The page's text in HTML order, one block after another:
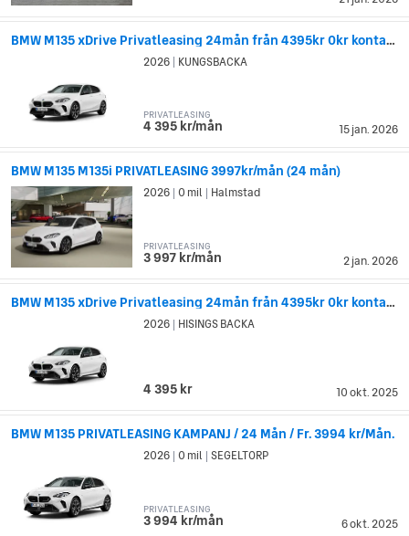
BMW M135 xDrive Privatleasing 24mån från 4395kr 0kr kontant
15 jan. 2026
2026 KUNGSBACKA
PRIVATLEASING
4 395 kr/mån
BMW M135 M135i PRIVATLEASING 3997kr/mån (24 mån)
2 jan. 2026
2026 0 mil Halmstad
PRIVATLEASING
3 997 kr/mån
BMW M135 xDrive Privatleasing 24mån från 4395kr 0kr kontant
10 okt. 2025
2026 HISINGS BACKA
4 395 kr
BMW M135 PRIVATLEASING KAMPANJ / 24 Mån / Fr. 3994 kr/Mån.
6 okt. 2025
2026 0 mil SEGELTORP
PRIVATLEASING
3 994 kr/mån